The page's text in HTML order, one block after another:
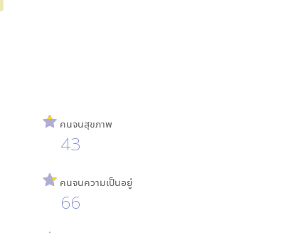
คนจนสุขภาพ
43
คนจนความเป็นอยู่
66